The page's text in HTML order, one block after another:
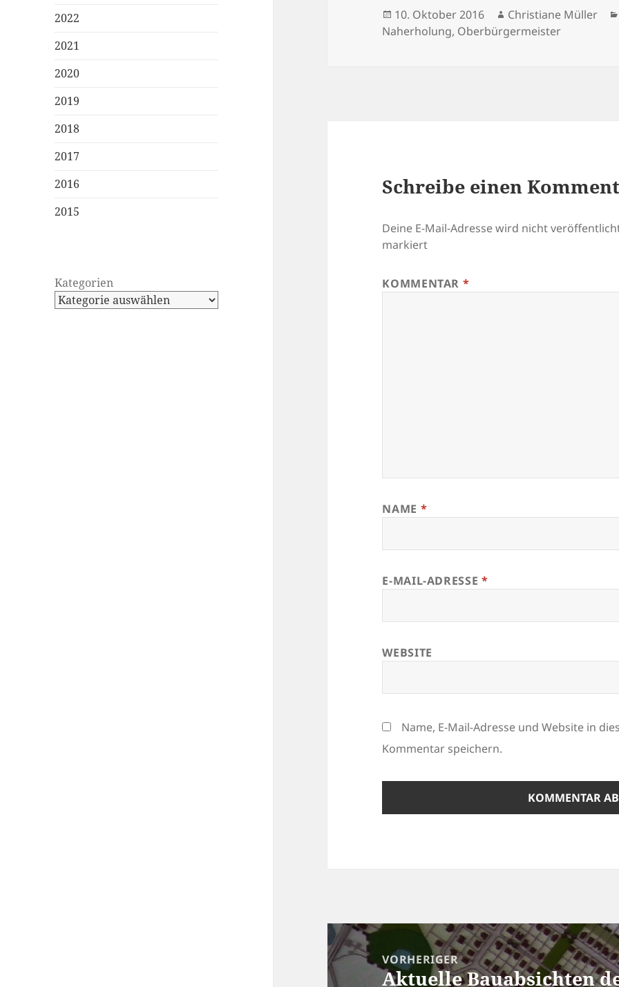
2022
2021
2020
2019
2018
2017
2016
2015
Kategorien
Veröffentlicht
am
10. Oktober 2016 Autor
Christiane Müller
Naherholung, Oberbürgermeister
Schreibe einen
Deine E-Mail-Adresse wird nicht
markiert
KOMMENTAR *
NAME *
E-MAIL-ADRESSE *
WEBSITE
Name, E-Mail-Adresse und Website in
Kommentar speichern.
Beitragsnavigation
VORHERIGER
Vorheriger
Aktuelle Bauabsichten